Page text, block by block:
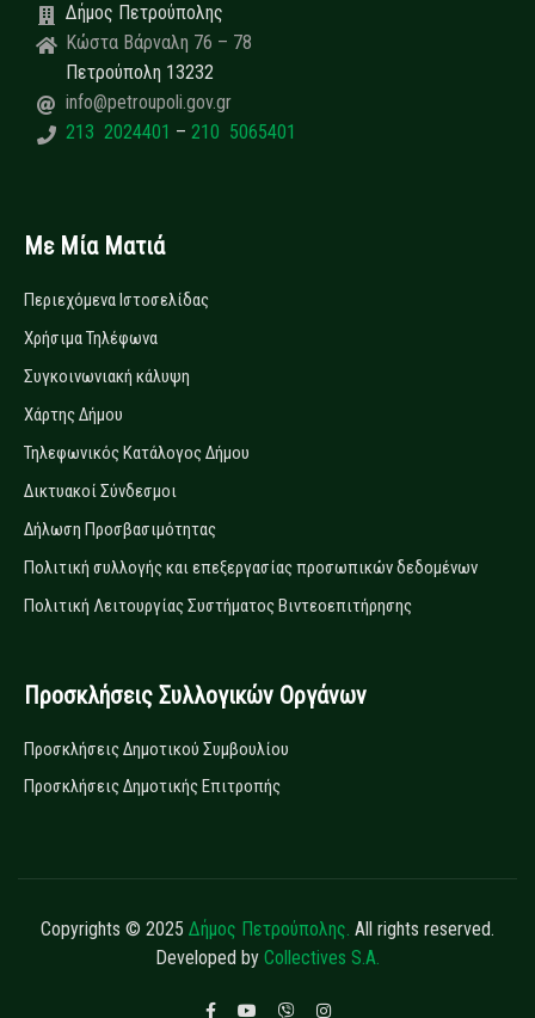
Δήμος Πετρούπολης
Κώστα Βάρναλη 76 – 78
Πετρούπολη 13232
info@petroupoli.gov.gr
213 2024401 – 210 5065401
Με Μία Ματιά
Περιεχόμενα Ιστοσελίδας
Χρήσιμα Τηλέφωνα
Συγκοινωνιακή κάλυψη
Χάρτης Δήμου
Τηλεφωνικός Κατάλογος Δήμου
Δικτυακοί Σύνδεσμοι
Δήλωση Προσβασιμότητας
Πολιτική συλλογής και επεξεργασίας προσωπικών δεδομένων
Πολιτική Λειτουργίας Συστήματος Βιντεοεπιτήρησης
Προσκλήσεις Συλλογικών Οργάνων
Προσκλήσεις Δημοτικού Συμβουλίου
Προσκλήσεις Δημοτικής Επιτροπής
Copyrights © 2025 Δήμος Πετρούπολης. All rights reserved.
Developed by Collectives S.A.